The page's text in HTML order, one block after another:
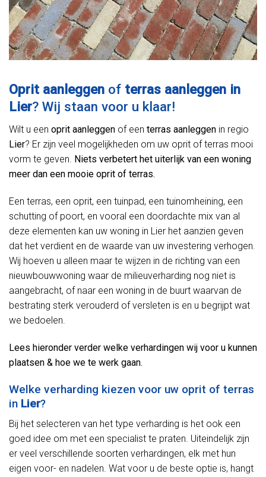
Oprit aanleggen of terras aanleggen in
Lier? Wij staan voor u klaar!
Wilt u een oprit aanleggen of een terras aanleggen in regio
Lier? Er zijn veel mogelijkheden om uw oprit of terras mooi
vorm te geven. Niets verbetert het uiterlijk van een woning
meer dan een mooie oprit of terras.
Een terras, een oprit, een tuinpad, een tuinomheining, een
schutting of poort, en vooral een doordachte mix van al
deze elementen kan uw woning in Lier het aanzien geven
dat het verdient en de waarde van uw investering verhogen.
Wij hoeven u alleen maar te wijzen in de richting van een
nieuwbouwwoning waar de milieuverharding nog niet is
aangebracht, of naar een woning in de buurt waarvan de
bestrating sterk verouderd of versleten is en u begrijpt wat
we bedoelen.
Lees hieronder verder welke verhardingen wij voor u kunnen
plaatsen & hoe we te werk gaan.
Welke verharding kiezen voor uw oprit of terras
in Lier?
Bij het selecteren van het type verharding is het ook een
goed idee om met een specialist te praten. Uiteindelijk zijn
er veel verschillende soorten verhardingen, elk met hun
eigen voor- en nadelen. Wat voor u de beste optie is, hangt